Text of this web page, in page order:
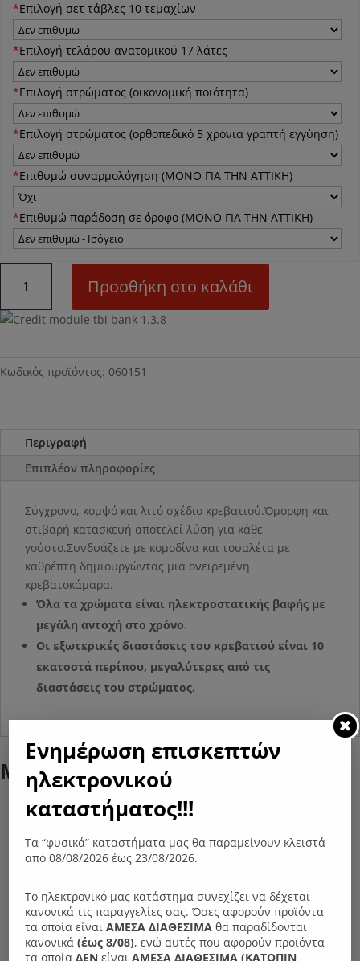
*Επιλογή σετ τάβλες 10 τεμαχίων
*Επιλογή τελάρου ανατομικού 17 λάτες
*Επιλογή στρώματος (οικονομική ποιότητα)
*Επιλογή στρώματος (ορθοπεδικό 5 χρόνια γραπτή εγγύηση)
*Επιθυμώ συναρμολόγηση (ΜΟΝΟ ΓΙΑ ΤΗΝ ΑΤΤΙΚΗ)
*Επιθυμώ παράδοση σε όροφο (ΜΟΝΟ ΓΙΑ ΤΗΝ ΑΤΤΙΚΗ)
Κρεβάτι
μεταλλικό
ποσότητα
Προσθήκη στο καλάθι
Κωδικός προϊόντος: 060151
Περιγραφή
Επιπλέον πληροφορίες
Σύγχρονο, κομψό και λιτό σχέδιο κρεβατιού.Όμορφη και
στιβαρή κατασκευή αποτελεί λύση για κάθε
γούστο.Συνδυάζετε με κομοδίνα και τουαλέτα με
καθρέπτη δημιουργώντας μια ονειρεμένη
κρεβατοκάμαρα.
Όλα τα χρώματα είναι ηλεκτροστατικής βαφής με
μεγάλη αντοχή στο χρόνο.
Οι εξωτερικές διαστάσεις του κρεβατιού είναι 10
εκατοστά περίπου, μεγαλύτερες από τις
διαστάσεις του στρώματος.
Μπορεί επίσης να σας αρέσει…
Ενημέρωση επισκεπτών
ηλεκτρονικού
καταστήματος!!!
Τα “φυσικά” καταστήματα μας θα παραμείνουν κλειστά
από 08/08/2026 έως 23/08/2026.
Το ηλεκτρονικό μας κατάστημα συνεχίζει να δέχεται
κανονικά τις παραγγελίες σας. Όσες αφορούν προϊόντα
τα οποία είναιΑΜΕΣΑ ΔΙΑΘΕΣΙΜΑ θα παραδίδονται
κανονικά(έως 8/08), ενώ αυτές που αφορούν προϊόντα
τα οποίαΔΕΝ είναι ΑΜΕΣΑ ΔΙΑΘΕΣΙΜΑ (ΚΑΤΟΠΙΝ